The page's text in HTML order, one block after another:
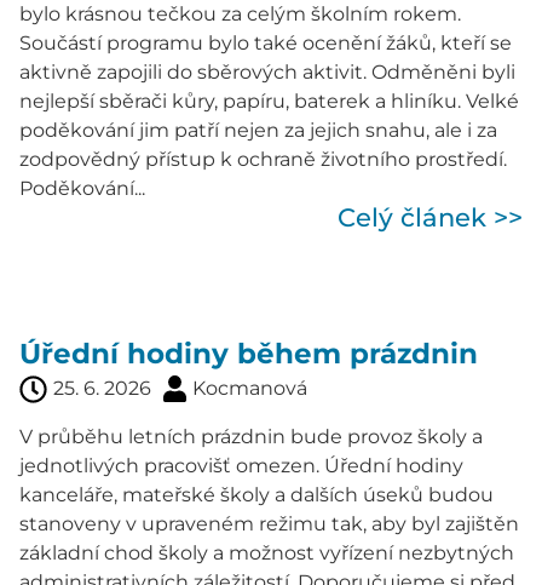
bylo krásnou tečkou za celým školním rokem.
Součástí programu bylo také ocenění žáků, kteří se
aktivně zapojili do sběrových aktivit. Odměněni byli
nejlepší sběrači kůry, papíru, baterek a hliníku. Velké
poděkování jim patří nejen za jejich snahu, ale i za
zodpovědný přístup k ochraně životního prostředí.
Poděkování...
Celý článek >>
Úřední hodiny během prázdnin
25. 6. 2026 Kocmanová
V průběhu letních prázdnin bude provoz školy a
jednotlivých pracovišť omezen. Úřední hodiny
kanceláře, mateřské školy a dalších úseků budou
stanoveny v upraveném režimu tak, aby byl zajištěn
základní chod školy a možnost vyřízení nezbytných